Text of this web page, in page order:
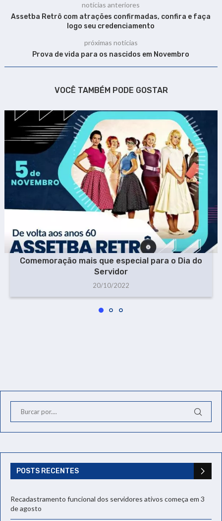
notícias anteriores
Assetba Retrô com atrações confirmadas, confira e faça
logo seu credenciamento
próximas notícias
Prova de vida para os nascidos em Novembro
VOCÊ TAMBÉM PODE GOSTAR
Comemoração mais que especial para o Dia do
Servidor
20/10/2022
POSTS RECENTES
Recadastramento funcional dos servidores ativos começa em 3
de agosto